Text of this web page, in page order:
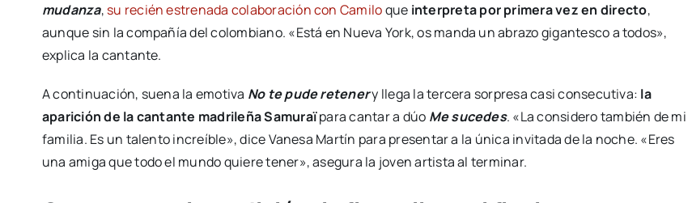
mudanza, su recién estrenada colaboración con Camiloque interpreta por primera vez en directo,
aunque sin la compañía del colombiano. «Está en Nueva York, os manda un abrazo gigantesco a todos»,
explica la cantante.
A continuación, suena la emotiva No te pude retenery llega la tercera sorpresa casi consecutiva: la
aparición de la cantante madrileña Samuraïpara cantar a dúo Me sucedes. «La considero también de mi
familia. Es un talento increíble», dice Vanesa Martín para presentar a la única invitada de la noche. «Eres
una amiga que todo el mundo quiere tener», asegura la joven artista al terminar.